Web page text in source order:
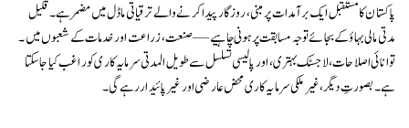
پاکستان کا مستقبل ایک برآمدات پر مبنی، روزگار پیدا کرنے والے ترقیاتی ماڈل میں مضمر ہے۔ قلیل
مدتی مالی بہاؤ کے بجائے توجہ مسابقت پر ہونی چاہیے — صنعت، زراعت اور خدمات کے شعبوں میں۔
توانائی اصلاحات، لاجسٹک بہتری، اور پالیسی تسلسل سے طویل المدتی سرمایہ کاری کو راغب کیا جا سکتا
ہے۔ بصورتِ دیگر، غیر ملکی سرمایہ کاری محض عارضی اور غیر پائیدار رہے گی۔